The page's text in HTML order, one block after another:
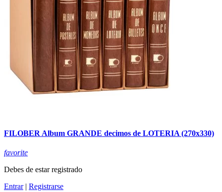
FILOBER Album GRANDE decimos de LOTERIA (270x330)
favorite
Debes de estar registrado
Entrar| Registrarse